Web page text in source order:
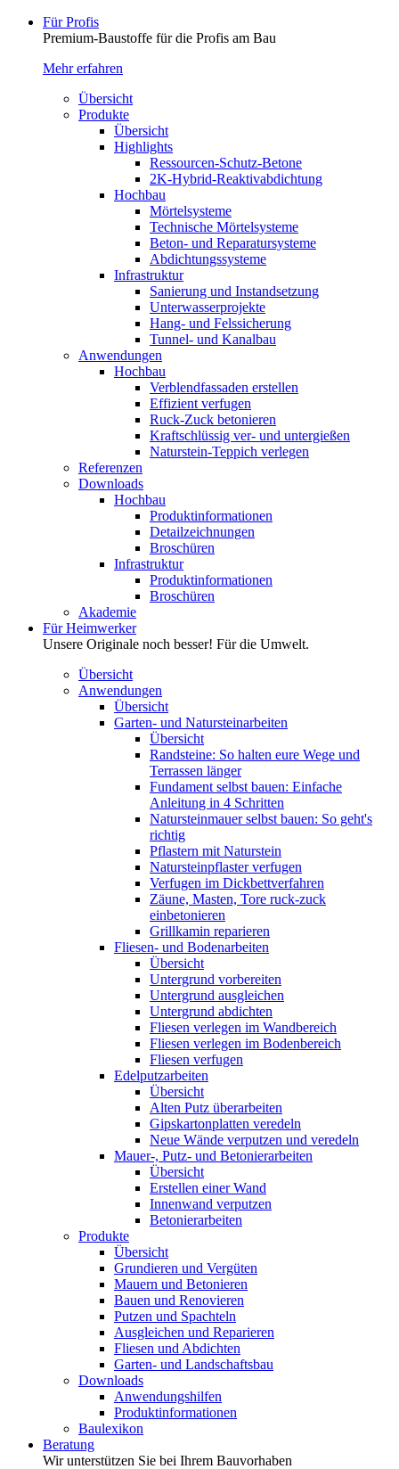
Für Profis
Premium-Baustoffe für die Profis am Bau
Mehr erfahren
Übersicht
Produkte
Übersicht
Highlights
Ressourcen-Schutz-Betone
2K-Hybrid-Reaktivab­dichtung
Hochbau
Mörtelsysteme
Technische Mörtelsysteme
Beton- und Reparatursysteme
Abdichtungssysteme
Infrastruktur
Sanierung und Instandsetzung
Unterwasserprojekte
Hang- und Felssicherung
Tunnel- und Kanalbau
Anwendungen
Hochbau
Verblendfassaden erstellen
Effizient verfugen
Ruck-Zuck betonieren
Kraftschlüssig ver- und untergießen
Naturstein-Teppich verlegen
Referenzen
Downloads
Hochbau
Produktinformationen
Detailzeichnungen
Broschüren
Infrastruktur
Produktinformationen
Broschüren
Akademie
Für Heimwerker
Unsere Originale noch besser! Für die Umwelt.
Übersicht
Anwendungen
Übersicht
Garten- und Natursteinarbeiten
Übersicht
Randsteine: So halten eure Wege und
Terrassen länger
Fundament selbst bauen: Einfache
Anleitung in 4 Schritten
Natursteinmauer selbst bauen: So geht's
richtig
Pflastern mit Naturstein
Natursteinpflaster verfugen
Verfugen im Dickbettverfahren
Zäune, Masten, Tore ruck-zuck
einbetonieren
Grillkamin reparieren
Fliesen- und Bodenarbeiten
Übersicht
Untergrund vorbereiten
Untergrund ausgleichen
Untergrund abdichten
Fliesen verlegen im Wandbereich
Fliesen verlegen im Bodenbereich
Fliesen verfugen
Edelputzarbeiten
Übersicht
Alten Putz überarbeiten
Gipskartonplatten veredeln
Neue Wände verputzen und veredeln
Mauer-, Putz- und Betonierarbeiten
Übersicht
Erstellen einer Wand
Innenwand verputzen
Betonierarbeiten
Produkte
Übersicht
Grundieren und Vergüten
Mauern und Betonieren
Bauen und Renovieren
Putzen und Spachteln
Ausgleichen und Reparieren
Fliesen und Abdichten
Garten- und Landschaftsbau
Downloads
Anwendungshilfen
Produktinformationen
Baulexikon
Beratung
Wir unterstützen Sie bei Ihrem Bauvorhaben